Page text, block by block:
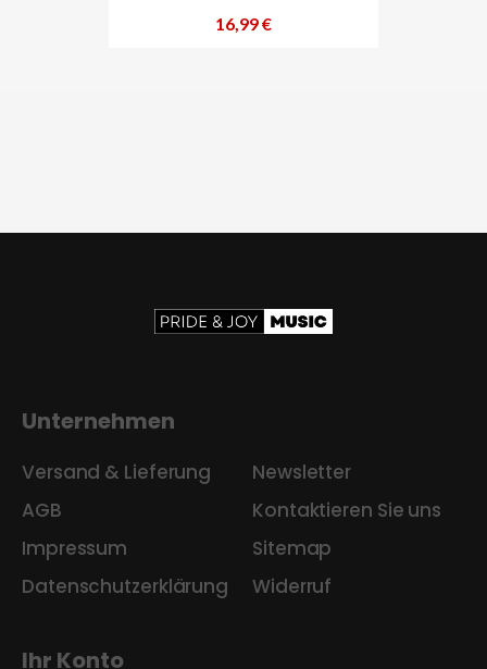
Preis
16,99 €
Unternehmen
Versand & Lieferung
AGB
Impressum
Datenschutzerklärung
Newsletter
Kontaktieren Sie uns
Sitemap
Widerruf
Ihr Konto